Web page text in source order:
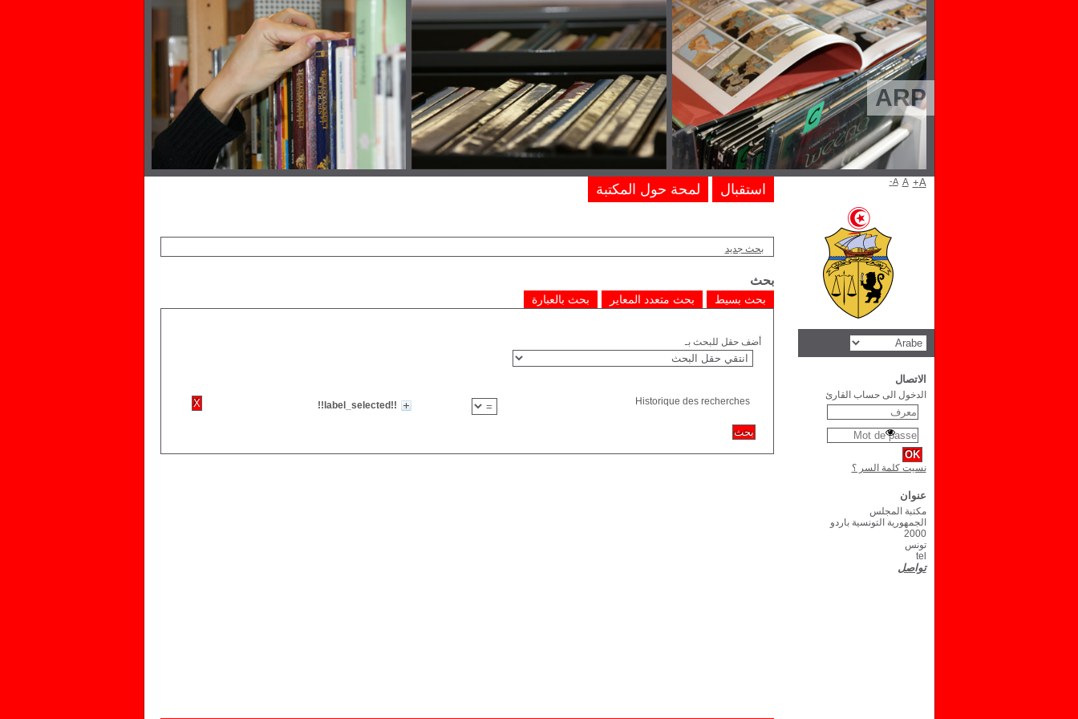
ARP
بحث جديد
بحث
بحث بسيط بحث متعدد المعاير بحث بالعبارة
أضف حقل للبحث بـ
Historique des recherches
!!label_selected!!
استقبال لمحة حول المكتبة A- A A+
الاتصال
الدخول الى حساب القارئ
نسيت كلمة السر ؟
عنوان
مكتبة المجلس
الجمهورية التونسية باردو
2000
تونس
tel
تواصل